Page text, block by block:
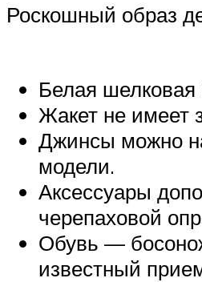
Роскошный образ
Белая
Жакет не имеет
Джинсы можно
модели.
Аксессуары
черепаховой
Обувь —
известный